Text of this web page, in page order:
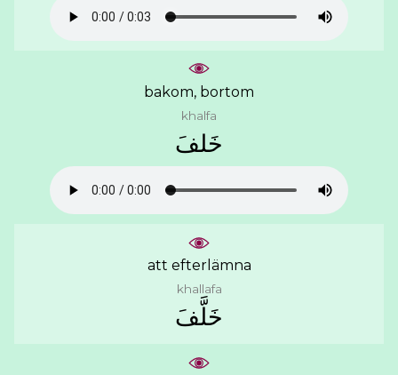
bakom, bortom
khalfa
ﺧَﻠﻒَ
att efterlämna
khallafa
ﺧَﻠَّﻒَ